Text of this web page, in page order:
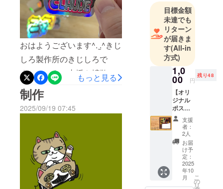
おはようございます^. ̫.^きじ
しろ製作所のきじしろで
す！いつも、支援や拡散な
どしていただきありがとう
ございます！クロネコパン
ツバスターズ登場キャラク
ターのクロードのステッ
カーが、まず届きました^. ̫.^
控えめに言って、めちゃく
もっと見る
制作
2025/09/19 07:45
「たくさん
の人と猫
ちゃんの役
に立ってか
らこの世を
去りた
い。」と
耽っていま
目標金額
未達でも
リターン
が届きま
す(All-in
方式)
1,0
00 円
残り48
【オリ
ジナル
ポスト
カー
ド】 ク
ラウド
ファン
ディン
グ支援
者様限
定で、
絵本
支援
者：
2人
お届
け予
定：
2025
年10
月
こ
の
リ